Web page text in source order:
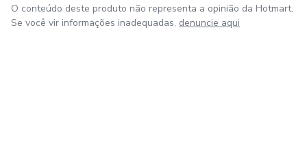
O conteúdo deste produto não representa a opinião da Hotmart.
Se você vir informações inadequadas, denuncie aqui